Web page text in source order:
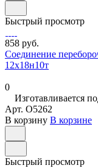
Быстрый просмотр
858 руб.
Соединение
12х18н10т
0
Изготавливается
Арт. O5262
В корзину В корзине
Быстрый просмотр